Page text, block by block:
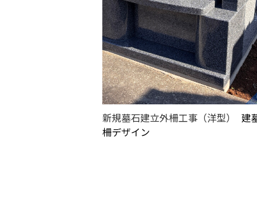
新規墓石建立外柵工事（洋型）
建
柵デザイン